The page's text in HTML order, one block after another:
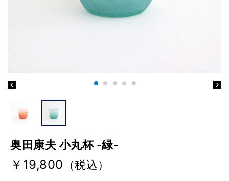
奥田康夫 小丸杯 -緑-
￥19,800 （税込）